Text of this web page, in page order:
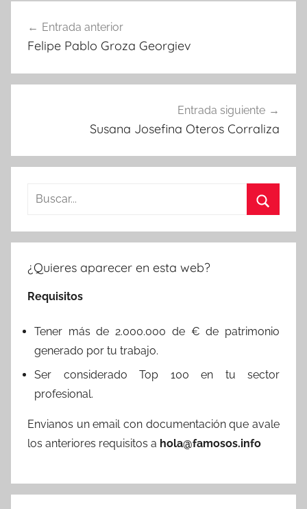
de
Entrada anterior
Felipe Pablo Groza Georgiev
Entrada siguiente
Susana Josefina Oteros Corraliza
Buscar:
¿Quieres aparecer en esta web?
Requisitos
Tener más de 2.000.000 de € de patrimonio
generado por tu trabajo.
Ser considerado Top 100 en tu sector
profesional.
Envianos un email con documentación que avale
los anteriores requisitos a hola@famosos.info